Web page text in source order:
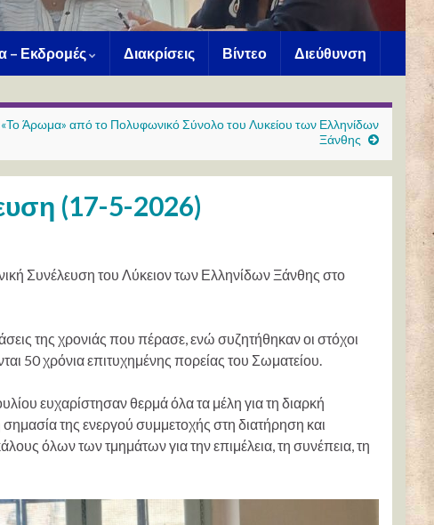
– Εκδρομές Διακρίσεις Βίντεο Διεύθυνση
«Το Άρωμα» από το Πολυφωνικό Σύνολο του Λυκείου των Ελληνίδων
Ξάνθης
(17-5-2026)
Συνέλευση του Λύκειον των Ελληνίδων Ξάνθης στο
της χρονιάς που πέρασε, ενώ συζητήθηκαν οι στόχοι
50 χρόνια επιτυχημένης πορείας του Σωματείου.
ευχαρίστησαν θερμά όλα τα μέλη για τη διαρκή
της ενεργού συμμετοχής στη διατήρηση και
όλων των τμημάτων για την επιμέλεια, τη συνέπεια, τη